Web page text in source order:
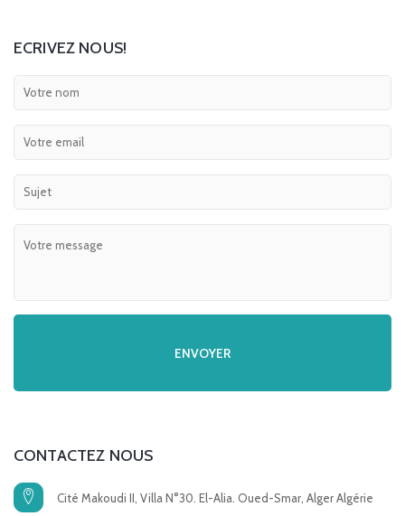
ECRIVEZ NOUS!
CONTACTEZ NOUS
Cité Makoudi II, Villa N°30. El-Alia. Oued-Smar, Alger Algérie